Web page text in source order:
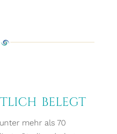
belegt
mehr als 70